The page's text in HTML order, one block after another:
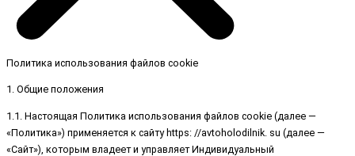
Политика использования файлов cookie
1. Общие положения
1.1. Настоящая Политика использования файлов cookie (далее —
«Политика») применяется к сайту https: //avtoholodilnik. su (далее —
«Сайт»), которым владеет и управляет Индивидуальный